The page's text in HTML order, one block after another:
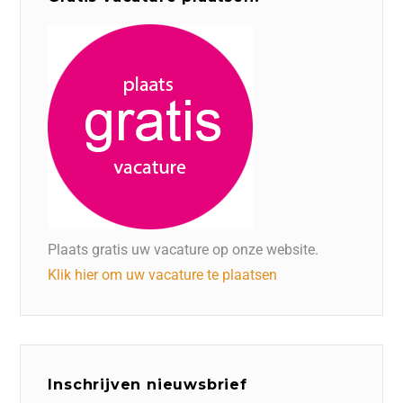
Plaats gratis uw vacature op onze website.
Klik hier om uw vacature te plaatsen
Inschrijven nieuwsbrief